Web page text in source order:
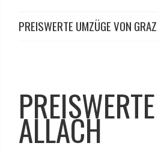
PREISWERTE UMZÜGE VON
ALLACH